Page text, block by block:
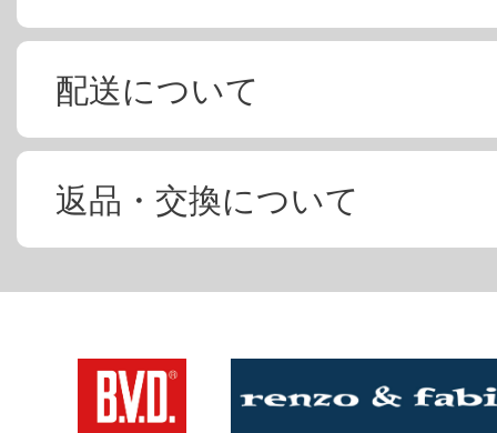
配送について
返品・交換について